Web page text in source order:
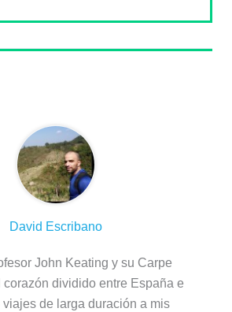
David Escribano
John Keating y su Carpe
corazón dividido entre España e
viajes de larga duración a mis